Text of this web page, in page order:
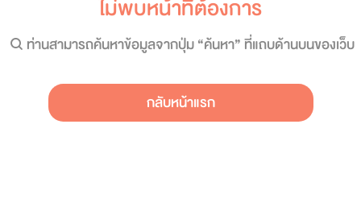
ไม่พบหน้าที่ต้องการ
ท่านสามารถค้นหาข้อมูลจากปุ่ม “ค้นหา” ที่แถบด้านบนของเว็บ
กลับหน้าแรก